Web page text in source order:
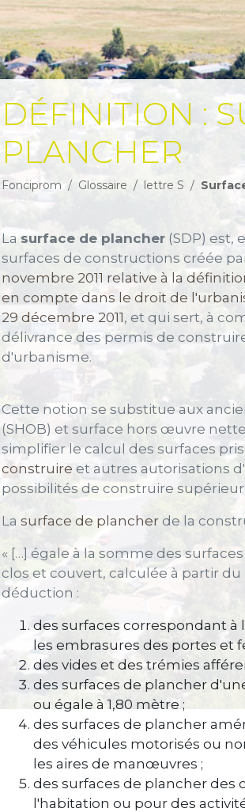
DÉFINITION :
PLANCHER
Fonciprom Glossaire lettre S
La surface de plancher(SDP) est,
surfaces de constructions créée
novembre 2011 relative à la
en compte dans le droit de
29 décembre 2011, et qui sert, à
délivrance des permis de
d'urbanisme.
Cette notion se substitue aux
(SHOB) et surface hors œuvre
simplifier le calcul des surfaces
construire et autres autorisations
possibilités de construire
La surface de plancherde la
« […] égale à la somme des
clos et couvert, calculée à partir
déduction :
des surfaces correspondant
les embrasures des portes et
des vides et des trémies
des surfaces de plancher
ou égale à 1,80 mètre ;
des surfaces de plancher
des véhicules motorisés ou
les aires de manœuvres ;
des surfaces de plancher
l'habitation ou pour des